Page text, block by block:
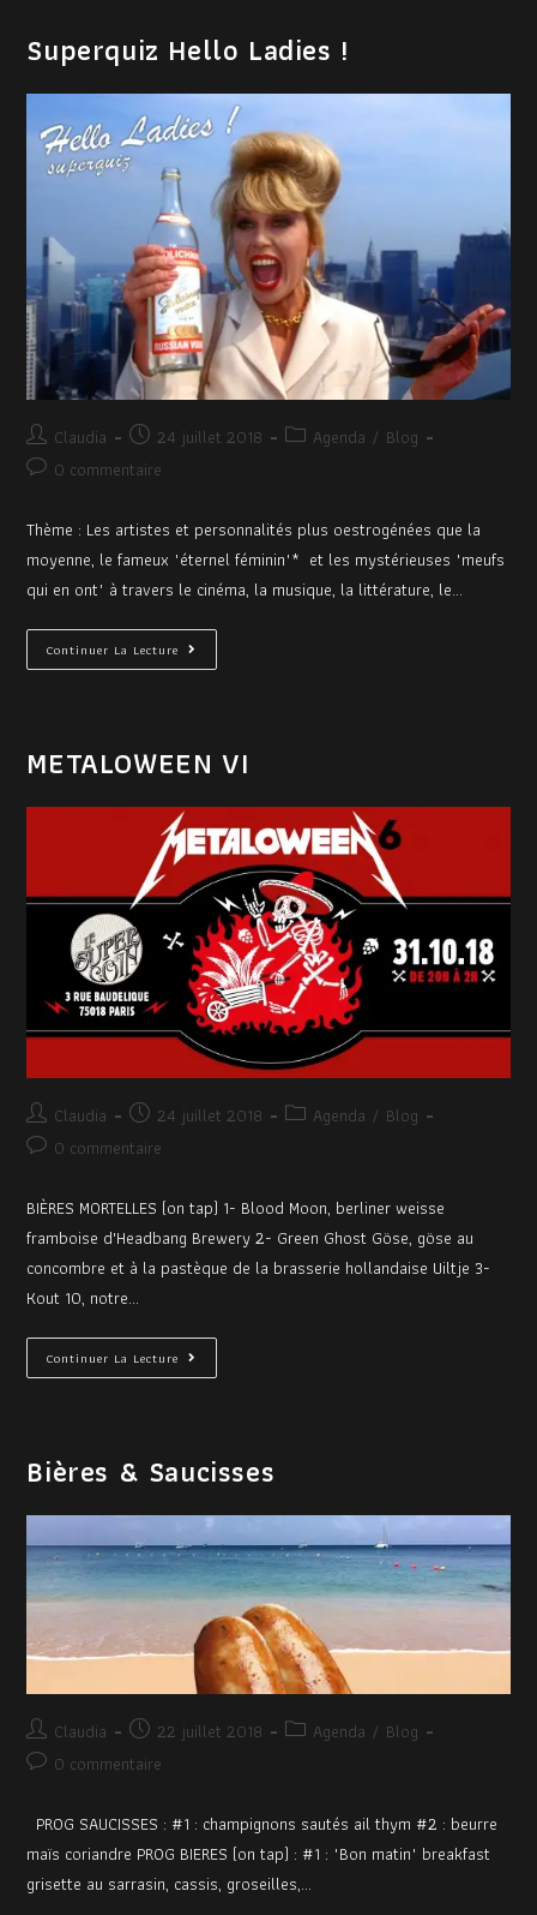
Superquiz Hello Ladies !
Claudia 24 juillet 2018 Agenda / Blog
0 commentaire
Thème : Les artistes et personnalités plus oestrogénées que la
moyenne, le fameux "éternel féminin"* et les mystérieuses "meufs
qui en ont" à travers le cinéma, la musique, la littérature, le…
Continuer La Lecture
METALOWEEN VI
Claudia 24 juillet 2018 Agenda / Blog
0 commentaire
BIÈRES MORTELLES (on tap) 1- Blood Moon, berliner weisse
framboise d'Headbang Brewery 2- Green Ghost Göse, göse au
concombre et à la pastèque de la brasserie hollandaise Uiltje 3-
Kout 10, notre…
Continuer La Lecture
Bières & Saucisses
Claudia 22 juillet 2018 Agenda / Blog
0 commentaire
PROG SAUCISSES : #1 : champignons sautés ail thym #2 : beurre
maïs coriandre PROG BIERES (on tap) : #1 : "Bon matin" breakfast
grisette au sarrasin, cassis, groseilles,…